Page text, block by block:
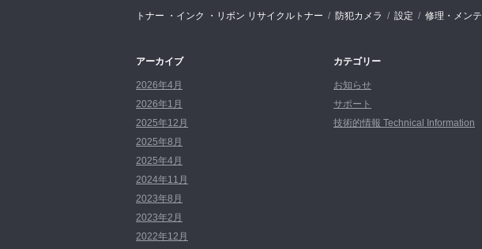
トナー ・インク ・リボン リサイクルトナー 防犯カメラ 設定 修理・メン
アーカイブ
2026年4月
2026年1月
2025年12月
2025年8月
2025年4月
2024年11月
2023年8月
2023年2月
2022年12月
カテゴリー
お知らせ
サポート
技術的情報 Technical Information